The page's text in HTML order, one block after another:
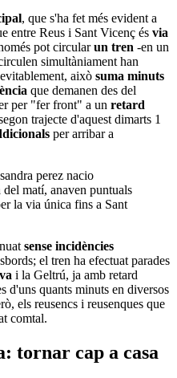
, que s'ha fet més evident a
entre Reus i Sant Vicenç és via
pot circularun tren -en un
simultàniament han
això suma minuts
que demanen des del
per "fer front" a un retard
trajecte d'aquest dimarts 1
per arribar a
matí, anaven puntuals
la via única fins a Sant
sense incidències
el tren ha efectuat parades
i la Geltrú, ja amb retard
d'uns quants minuts en diversos
els reusencs i reusenques que
comtal.
tornar cap a casa